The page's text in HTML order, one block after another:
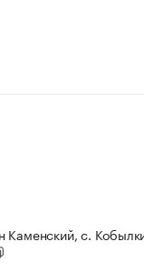
Каменский, с.